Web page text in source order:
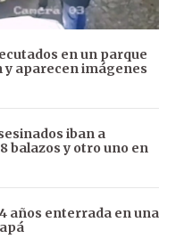
en un parque
y aparecen imágenes
iban a
balazos y otro uno en
años enterrada en una